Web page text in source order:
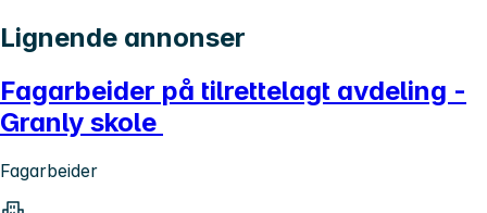
Lignende annonser
Fagarbeider på tilrettelagt avdeling -
Granly skole
Fagarbeider